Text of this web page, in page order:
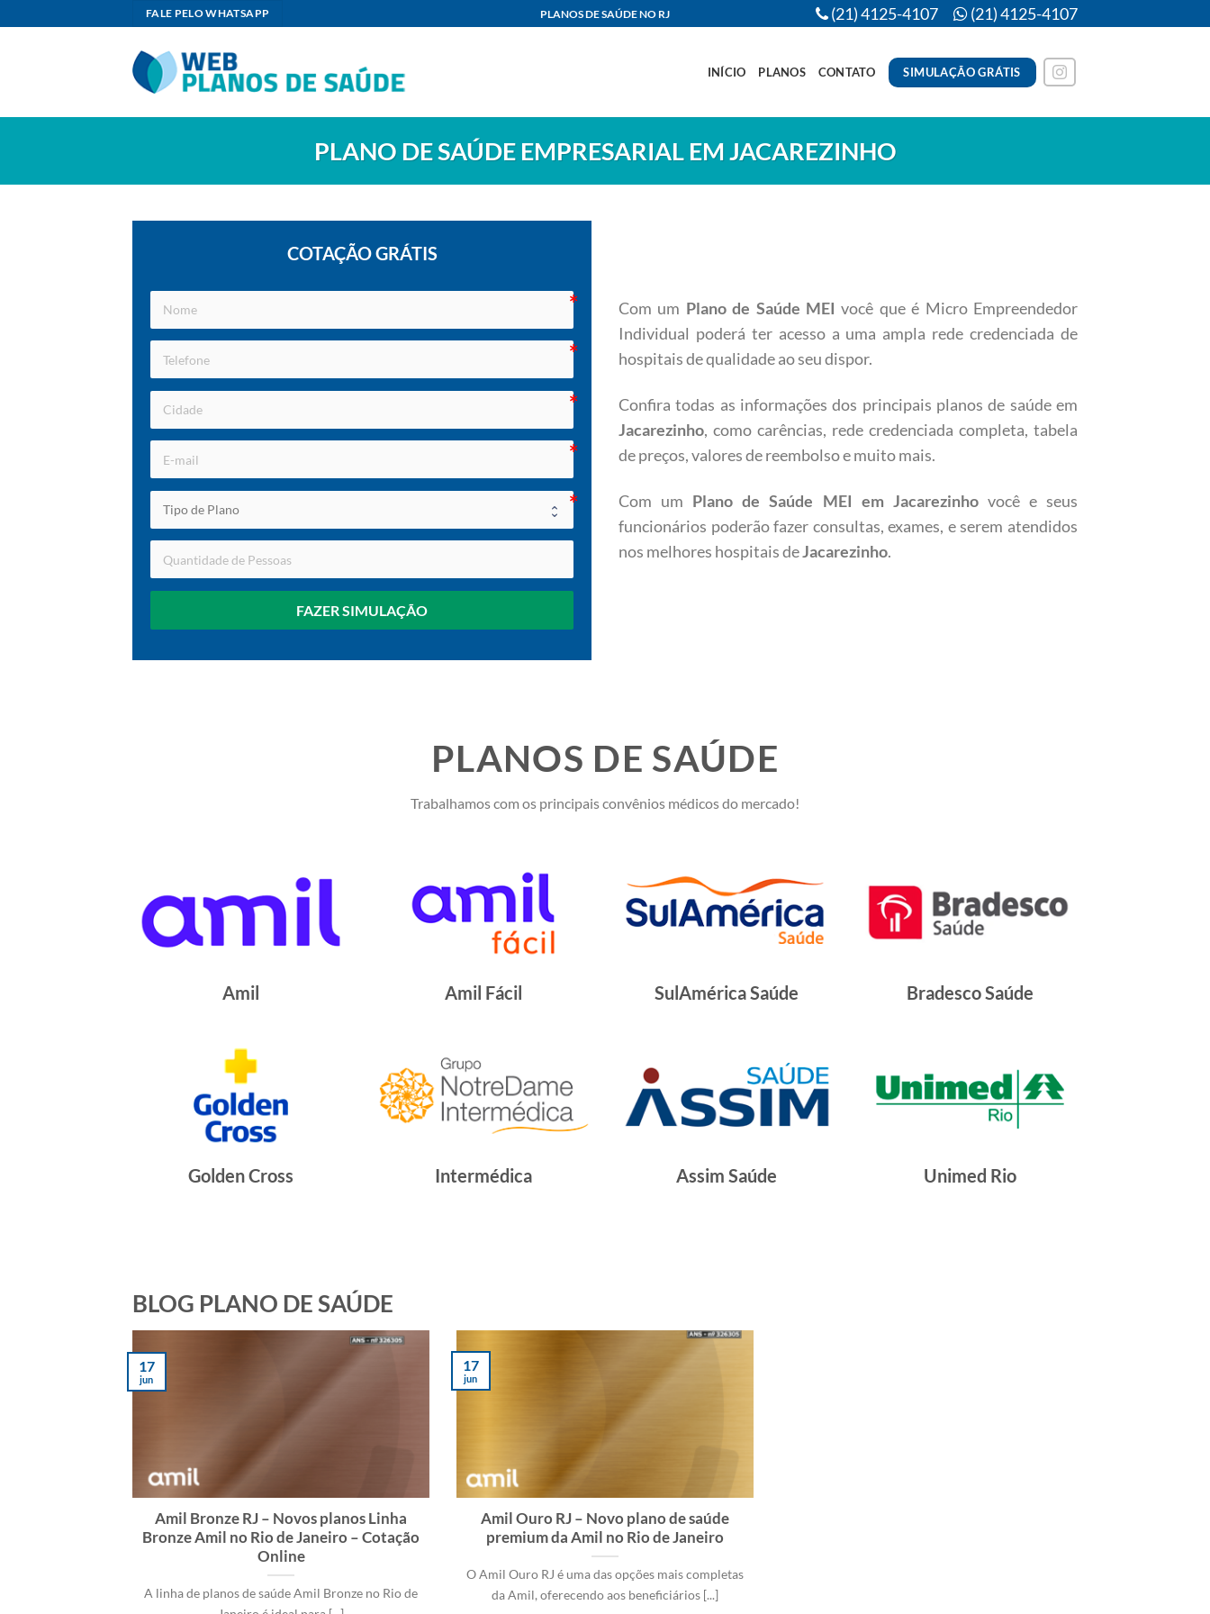
FALE PELO WHATSAPP PLANOS DE SAÚDE NO RJ (21) 4125-4107 (21) 4125-4107
INÍCIO PLANOS CONTATO SIMULAÇÃO GRÁTIS
PLANO DE SAÚDE EMPRESARIAL EM JACAREZINHO
COTAÇÃO GRÁTIS
FAZER SIMULAÇÃO
Com um Plano de Saúde MEIvocê que é Micro Empreendedor
Individual poderá ter acesso a uma ampla rede credenciada de
hospitais de qualidade ao seu dispor.
Confira todas as informações dos principais planos de saúde em
Jacarezinho, como carências, rede credenciada completa, tabela
de preços, valores de reembolso e muito mais.
Com um Plano de Saúde MEI em Jacarezinhovocê e seus
funcionários poderão fazer consultas, exames, e serem atendidos
nos melhores hospitais deJacarezinho.
PLANOS DE SAÚDE
Trabalhamos com os principais convênios médicos do mercado!
Amil Amil Fácil SulAmérica Saúde Bradesco Saúde
Golden Cross Intermédica Assim Saúde Unimed Rio
BLOG PLANO DE SAÚDE
Amil Bronze RJ – Novos planos Linha
Bronze Amil no Rio de Janeiro – Cotação
Online
A linha de planos de saúde Amil Bronze no Rio de
17
jun
Amil Ouro RJ – Novo plano de saúde
premium da Amil no Rio de Janeiro
O Amil Ouro RJ é uma das opções mais completas
da Amil, oferecendo aos beneficiários [...]
17
jun